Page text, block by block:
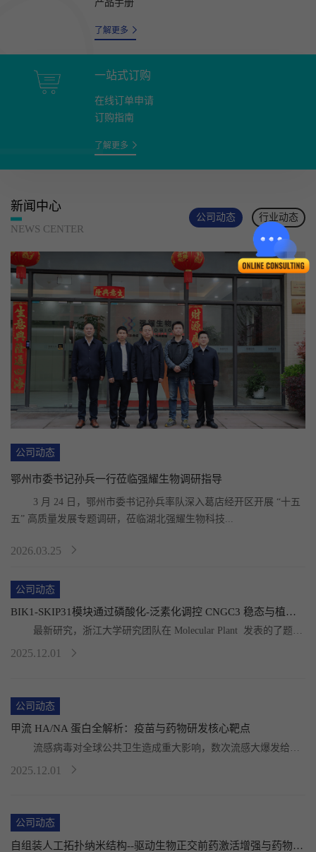
产品手册
了解更多
一站式订购
在线订单申请
订购指南
了解更多
新闻中心
NEWS CENTER
公司动态 行业动态
公司动态
鄂州市委书记孙兵一行莅临强耀生物调研指导
	3 月 24 日，鄂州市委书记孙兵率队深入葛店经开区开展 “十五
五” 高质量发展专题调研，莅临湖北强耀生物科技...
2026.03.25
公司动态
BIK1-SKIP31模块通过磷酸化-泛素化调控 CNGC3 稳态与植物免疫
	最新研究，浙江大学研究团队在 Molecular Plant  发表的了题为
“BIK1-mediated phosphorylation and ...
2025.12.01
公司动态
甲流 HA/NA 蛋白全解析：疫苗与药物研发核心靶点
	流感病毒对全球公共卫生造成重大影响，数次流感大爆发给人
类经济和健康造成了严重危害。甲型流感病毒的变异...
2025.12.01
公司动态
自组装人工拓扑纳米结构--驱动生物正交前药激活增强与药物穿透提升助力癌症免疫治疗